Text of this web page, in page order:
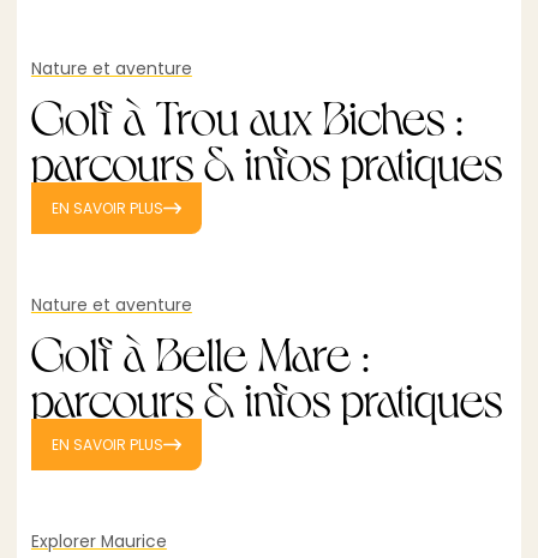
Nature et aventure
Golf à Trou aux Biches :
parcours & infos pratiques
EN SAVOIR PLUS
Nature et aventure
Golf à Belle Mare :
parcours & infos pratiques
EN SAVOIR PLUS
Explorer Maurice